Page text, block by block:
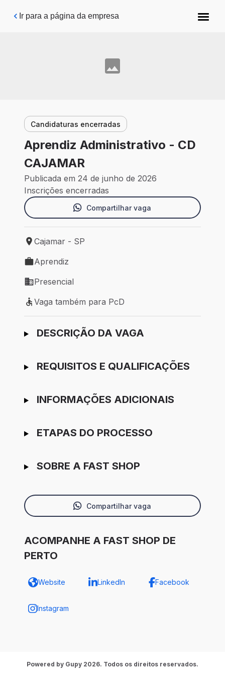
Pular para o conteúdo principal
Ir para a página da empresa
Candidaturas encerradas
Aprendiz Administrativo - CD
CAJAMAR
Publicada em 24 de junho de 2026
Inscrições encerradas
Compartilhar vaga
Local de trabalho: Cajamar - SP
Cajamar - SP
Tipo de vaga: Aprendiz
Aprendiz
Modelo de trabalho: Presencial
Presencial
Vaga também para PcD
Vaga também para PcD
Ir para candidatura
DESCRIÇÃO DA VAGA
REQUISITOS E QUALIFICAÇÕES
INFORMAÇÕES ADICIONAIS
ETAPAS DO PROCESSO
SOBRE A FAST SHOP
Compartilhar vaga
ACOMPANHE A FAST SHOP DE
PERTO
Website LinkedIn Facebook
Instagram
Powered by Gupy 2026. Todos os direitos reservados.